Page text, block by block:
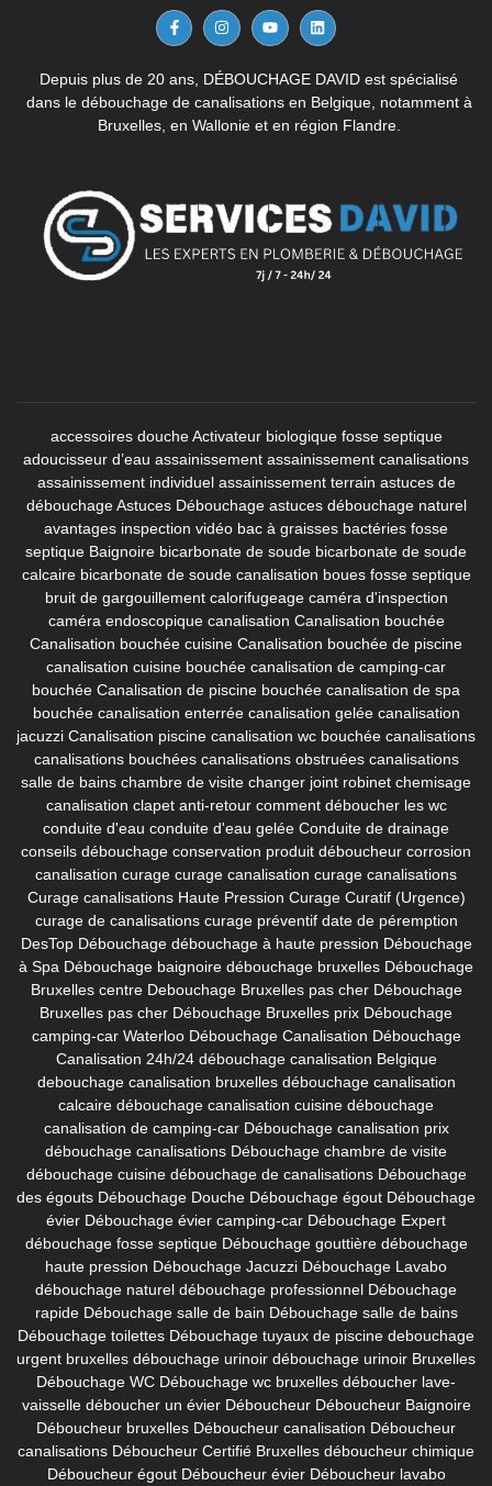
Depuis plus de 20 ans, DÉBOUCHAGE DAVID est spécialisé
dans le débouchage de canalisations en Belgique, notamment à
Bruxelles, en Wallonie et en région Flandre.
accessoires douche Activateur biologique fosse septique
adoucisseur d’eau assainissement assainissement canalisations
assainissement individuel assainissement terrain astuces de
débouchage Astuces Débouchage astuces débouchage naturel
avantages inspection vidéo bac à graisses bactéries fosse
septique Baignoire bicarbonate de soude bicarbonate de soude
calcaire bicarbonate de soude canalisation boues fosse septique
bruit de gargouillement calorifugeage caméra d'inspection
caméra endoscopique canalisation Canalisation bouchée
Canalisation bouchée cuisine Canalisation bouchée de piscine
canalisation cuisine bouchée canalisation de camping-car
bouchée Canalisation de piscine bouchée canalisation de spa
bouchée canalisation enterrée canalisation gelée canalisation
jacuzzi Canalisation piscine canalisation wc bouchée canalisations
canalisations bouchées canalisations obstruées canalisations
salle de bains chambre de visite changer joint robinet chemisage
canalisation clapet anti-retour comment déboucher les wc
conduite d'eau conduite d'eau gelée Conduite de drainage
conseils débouchage conservation produit déboucheur corrosion
canalisation curage curage canalisation curage canalisations
Curage canalisations Haute Pression Curage Curatif (Urgence)
curage de canalisations curage préventif date de péremption
DesTop Débouchage débouchage à haute pression Débouchage
à Spa Débouchage baignoire débouchage bruxelles Débouchage
Bruxelles centre Debouchage Bruxelles pas cher Débouchage
Bruxelles pas cher Débouchage Bruxelles prix Débouchage
camping-car Waterloo Débouchage Canalisation Débouchage
Canalisation 24h/24 débouchage canalisation Belgique
debouchage canalisation bruxelles débouchage canalisation
calcaire débouchage canalisation cuisine débouchage
canalisation de camping-car Débouchage canalisation prix
débouchage canalisations Débouchage chambre de visite
débouchage cuisine débouchage de canalisations Débouchage
des égouts Débouchage Douche Débouchage égout Débouchage
évier Débouchage évier camping-car Débouchage Expert
débouchage fosse septique Débouchage gouttière débouchage
haute pression Débouchage Jacuzzi Débouchage Lavabo
débouchage naturel débouchage professionnel Débouchage
rapide Débouchage salle de bain Débouchage salle de bains
Débouchage toilettes Débouchage tuyaux de piscine debouchage
urgent bruxelles débouchage urinoir débouchage urinoir Bruxelles
Débouchage WC Débouchage wc bruxelles déboucher lave-
vaisselle déboucher un évier Déboucheur Déboucheur Baignoire
Déboucheur bruxelles Déboucheur canalisation Déboucheur
canalisations Déboucheur Certifié Bruxelles déboucheur chimique
Déboucheur égout Déboucheur évier Déboucheur lavabo